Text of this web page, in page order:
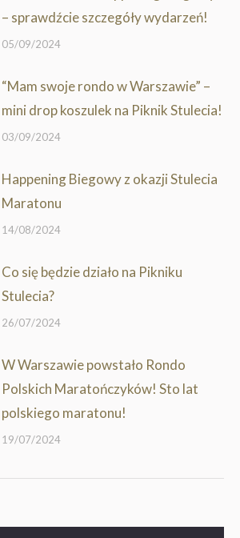
– sprawdźcie szczegóły wydarzeń!
05/09/2024
“Mam swoje rondo w Warszawie” –
mini drop koszulek na Piknik Stulecia!
03/09/2024
Happening Biegowy z okazji Stulecia
Maratonu
14/08/2024
Co się będzie działo na Pikniku
Stulecia?
26/07/2024
W Warszawie powstało Rondo
Polskich Maratończyków! Sto lat
polskiego maratonu!
19/07/2024